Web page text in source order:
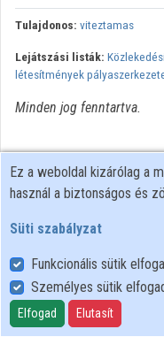
Tulajdonos: viteztamas
Lejátszási listák: Közlekedési
létesítmények
Minden jog fenntartva.
Felhasználói szabályzat
Adatkezelési tájékoztató
Süti szabályzat
Ez a weboldal kizárólag a
használ a biztonságos és
Süti szabályzat
Funkcionális sütik
Személyes sütik
Elfogad Elutasít